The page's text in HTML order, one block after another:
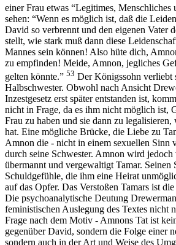
einer Frau etwas “Legitimes, Menschliches
sehen: “Wenn es möglich ist, daß die
David so verbrennt und den eigenen Vater
stellt, wie stark muß dann diese
Mannes sein können! Also hüte dich,
zu empfinden! Meide, Amnon, jegliches
gelten könnte.” 53 Der Königssohn verliebt
Halbschwester. Obwohl nach Ansicht
Inzestgesetz erst später entstanden ist,
nicht in Frage, da es ihm nicht möglich ist,
Frau zu haben und sie dann zu legalisieren,
hat. Eine mögliche Brücke, die Liebe zu
Amnon die - nicht in einem sexuellen Sinn
durch seine Schwester. Amnon wird
übermannt und vergewaltigt Tamar. Seinen
Schuldgefühle, die ihm eine Heirat
auf das Opfer. Das Verstoßen Tamars ist
Die psychoanalytische Deutung
feministischen Auslegung des Textes nicht
Frage nach dem Motiv - Amnons Tat ist
gegenüber David, sondern die Folge einer
sondern auch in der Art und Weise des